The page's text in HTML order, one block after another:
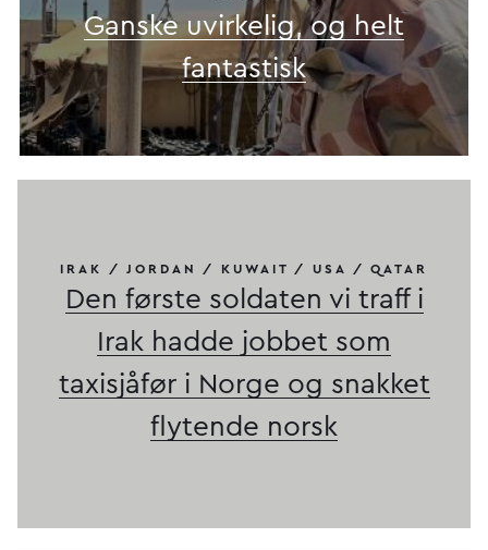
Ganske uvirkelig, og helt
fantastisk
IRAK / JORDAN / KUWAIT / USA / QATAR
Den første soldaten vi traff i
Irak hadde jobbet som
taxisjåfør i Norge og snakket
flytende norsk